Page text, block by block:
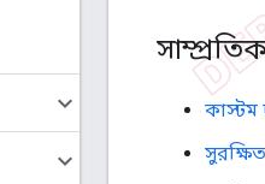
কাস্টম